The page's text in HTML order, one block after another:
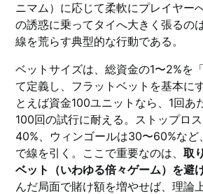
ニマム）に応じて柔軟にプレイヤー
の誘惑に乗ってタイへ大きく張るの
線を荒らす典型的な行動である。
ベットサイズは、総資金の1〜2%を
て定義し、フラットベットを基本に
とえば資金100ユニットなら、1回あ
100回の試行に耐える。ストップロ
40%、ウィンゴールは30〜60%など
で線を引く。ここで重要なのは、取
ベット（いわゆる倍々ゲーム）を避
んだ局面で賭け額を増やせば、理論